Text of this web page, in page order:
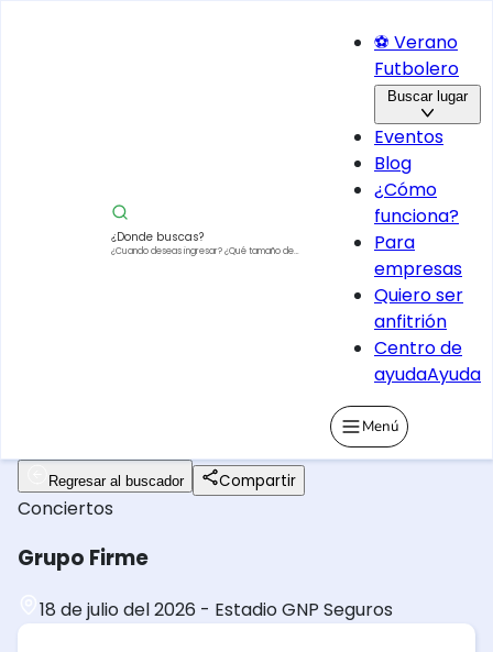
¿Donde buscas?
¿Cuando deseas ingresar?¿Qué tamaño de
⚽ Verano
Futbolero
Buscar lugar
Eventos
Blog
¿Cómo
funciona?
Para
empresas
Quiero ser
anfitrión
Centro de
ayudaAyuda
Menú
Regresar al buscador Compartir
Conciertos
Grupo Firme
18 de julio del 2026 - Estadio GNP Seguros